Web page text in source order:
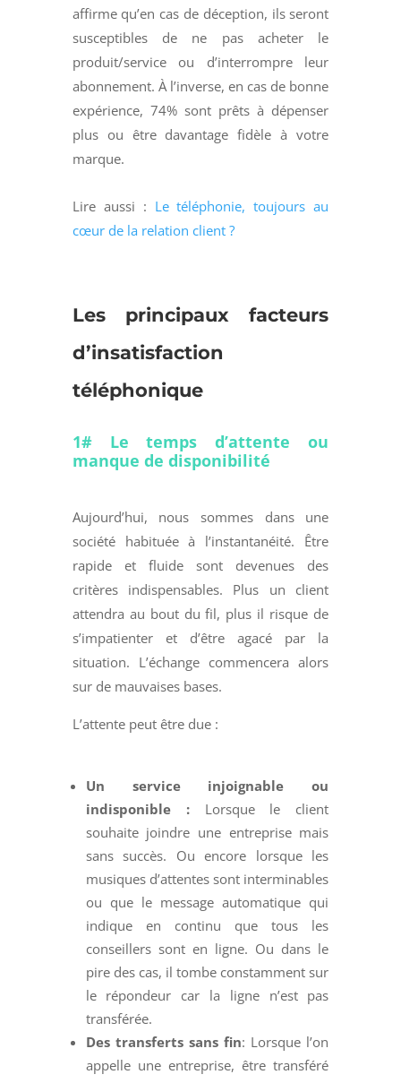
affirme qu’en cas de déception, ils seront
susceptibles de ne pas acheter le
produit/service ou d’interrompre leur
abonnement. À l’inverse, en cas de bonne
expérience, 74% sont prêts à dépenser
plus ou être davantage fidèle à votre
marque.
Lire aussi : Le téléphonie, toujours au
cœur de la relation client ?
Les principaux facteurs
d’insatisfaction
téléphonique
1# Le temps d’attente ou
manque de disponibilité
Aujourd’hui, nous sommes dans une
société habituée à l’instantanéité. Être
rapide et fluide sont devenues des
critères indispensables. Plus un client
attendra au bout du fil, plus il risque de
s’impatienter et d’être agacé par la
situation. L’échange commencera alors
sur de mauvaises bases.
L’attente peut être due :
Un service injoignable ou
indisponible :Lorsque le client
souhaite joindre une entreprise mais
sans succès. Ou encore lorsque les
musiques d’attentes sont interminables
ou que le message automatique qui
indique en continu que tous les
conseillers sont en ligne. Ou dans le
pire des cas, il tombe constamment sur
le répondeur car la ligne n’est pas
transférée.
Des transferts sans fin: Lorsque l’on
appelle une entreprise, être transféré